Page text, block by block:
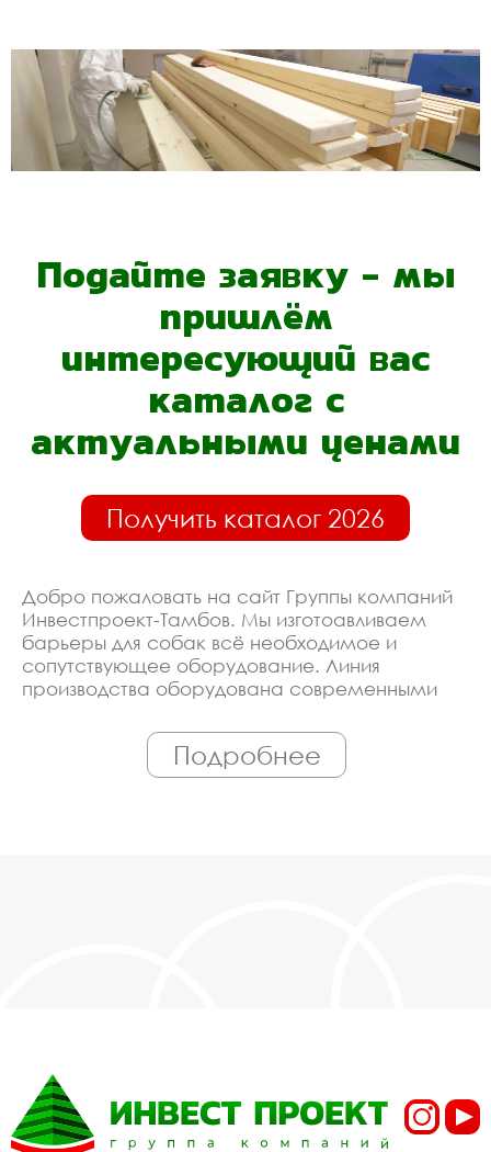
Подайте заявку - мы
пришлём
интересующий вас
каталог с
актуальными ценами
Получить каталог 2026
Добро пожаловать на сайт Группы компаний
Инвестпроект-Тамбов. Мы изготоавливаем
барьеры для собак всё необходимое и
сопутствующее оборудование. Линия
производства оборудована современными
квалифицированный персонал. Поэтому Вы
всегда можете рассчитывать на
исключительно высокую надёжность.
Спецпредложение от
производителя на
Подробнее